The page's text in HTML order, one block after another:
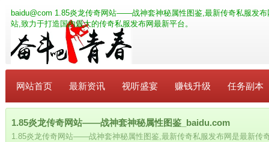
baidu@com 1.85炎龙传奇网站——战神套神秘属性图鉴,最新传奇私服发
站,致力于打造国内最大的传奇私服发布网最新平台。
网站首页 最新资讯 视听盛宴 赚钱升级 任务副本
1.85炎龙传奇网站——战神套神秘属性图鉴_baidu.com
1.85炎龙传奇网站——战神套神秘属性图鉴,最新传奇私服发布网是最新传